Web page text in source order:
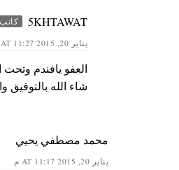
5KHTAWAT كاتب
يناير 20, 2015 AT 11:27 م
العفو يافندم
شاء الله بالتوفيق
محمد مصطفي يحيي
يناير 20, 2015 AT 11:17 م